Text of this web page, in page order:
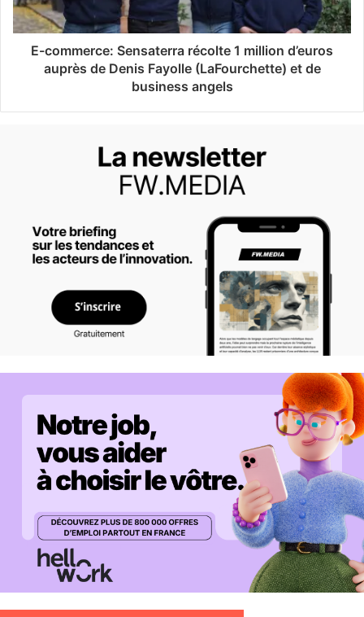
E-commerce: Sensaterra récolte 1 million d’euros
auprès de Denis Fayolle (LaFourchette) et de
business angels